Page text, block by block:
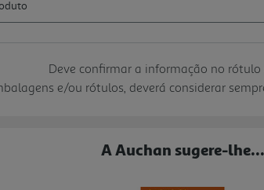
Deve confirmar a informação no rótulo
e/ou rótulos, deverá considerar
A Auchan sugere-lhe...